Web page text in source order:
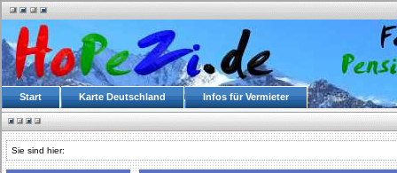
Start Karte Deutschland Infos für Vermieter
Sie sind hier: